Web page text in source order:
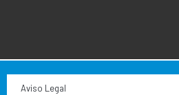
Aviso Legal